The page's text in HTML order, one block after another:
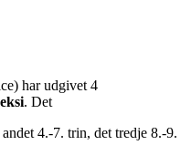
har udgivet 4
. Det
4.-7. trin, det tredje 8.-9.